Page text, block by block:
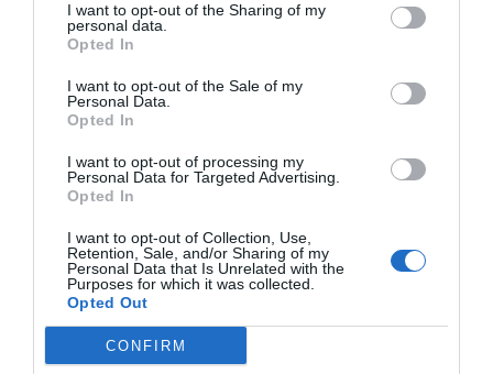
I want to opt-out of the Sharing of my
personal data.
Opted In
I want to opt-out of the Sale of my
Personal Data.
Opted In
I want to opt-out of processing my
Personal Data for Targeted Advertising.
Opted In
I want to opt-out of Collection, Use,
Retention, Sale, and/or Sharing of my
Personal Data that Is Unrelated with the
Purposes for which it was collected.
Opted Out
CONFIRM
Hotel Napoleon
Dobry 7.8 /10
Hotel Royal Torino
4.10 km od centrum
Bardzo dobry 8.4
Hotel Continental